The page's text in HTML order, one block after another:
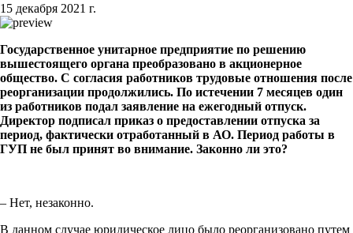
15 декабря 2021 г.
Государственное унитарное предприятие по решению
вышестоящего органа преобразовано в акционерное
общество. С согласия работников трудовые отношения после
реорганизации продолжились. По истечении 7 месяцев один
из работников подал заявление на ежегодный отпуск.
Директор подписал приказ о предоставлении отпуска за
период, фактически отработанный в АО. Период работы в
ГУП не был принят во внимание. Законно ли это?
– Нет, незаконно.
В данном случае юридическое лицо было реорганизовано путем